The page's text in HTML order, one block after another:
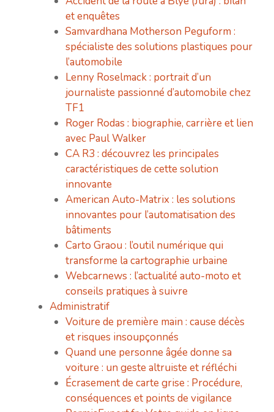
et enquêtes
Samvardhana Motherson Peguform :
spécialiste des solutions plastiques pour
l’automobile
Lenny Roselmack : portrait d’un
journaliste passionné d’automobile chez
TF1
Roger Rodas : biographie, carrière et lien
avec Paul Walker
CA R3 : découvrez les principales
caractéristiques de cette solution
innovante
American Auto-Matrix : les solutions
innovantes pour l’automatisation des
bâtiments
Carto Graou : l’outil numérique qui
transforme la cartographie urbaine
Webcarnews : l’actualité auto-moto et
conseils pratiques à suivre
Administratif
Voiture de première main : cause décès
et risques insoupçonnés
Quand une personne âgée donne sa
voiture : un geste altruiste et réfléchi
Écrasement de carte grise : Procédure,
conséquences et points de vigilance